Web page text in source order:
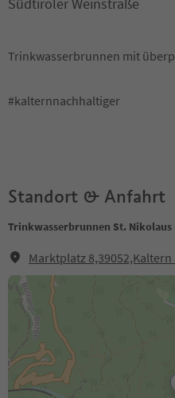
Trinkwasserbrunnen mit
#kalternnachhaltiger
Standort & Anfahrt
Trinkwasserbrunnen St.
Marktplatz 8,39052,Kaltern